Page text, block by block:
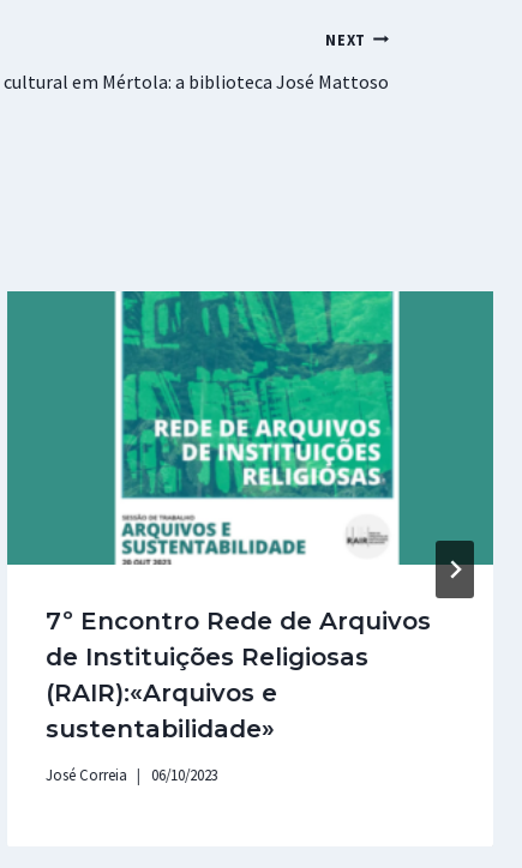
NEXT
cultural em Mértola: a biblioteca José Mattoso
7º Encontro Rede de Arquivos
de Instituições Religiosas
(RAIR):«Arquivos e
sustentabilidade»
José Correia 06/10/2023